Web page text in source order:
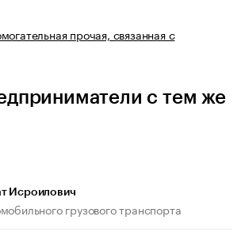
прочая, связанная с
с тем же
Исроилович
грузового транспорта